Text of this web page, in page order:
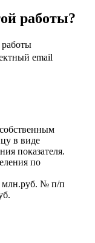
работы?
email
в виде
показателя.
по
млн.руб. № п/п